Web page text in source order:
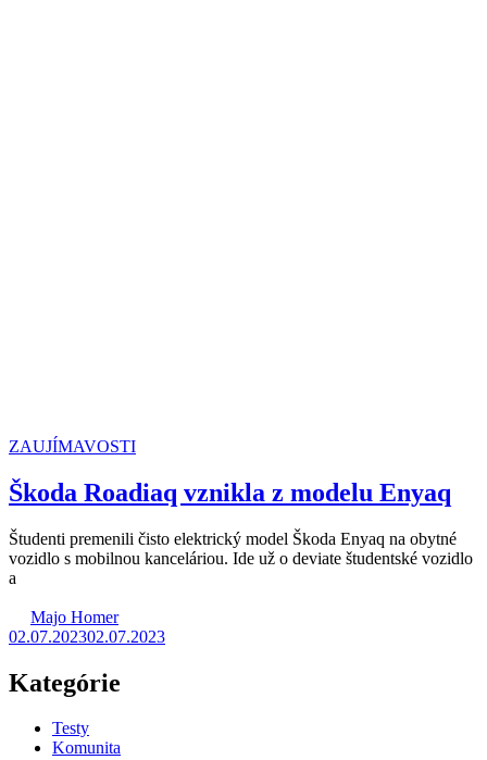
ZAUJÍMAVOSTI
Škoda Roadiaq vznikla z modelu Enyaq
Študenti premenili čisto elektrický model Škoda Enyaq na obytné
vozidlo s mobilnou kanceláriou. Ide už o deviate študentské vozidlo
a
Majo Homer
02.07.202302.07.2023
Kategórie
Testy
Komunita